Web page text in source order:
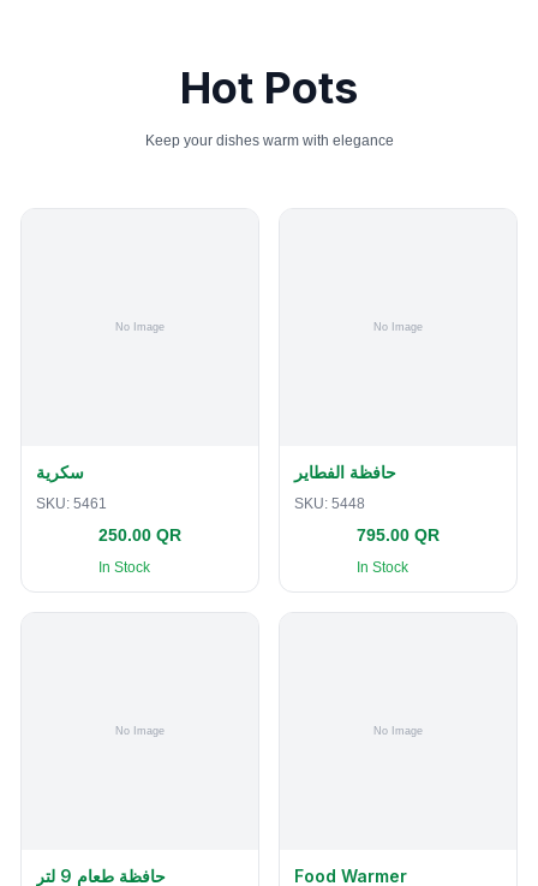
Hot Pots
Keep your dishes warm with elegance
سكرية
SKU: 5461
250.00 QR
In Stock
حافظة الفطاير
SKU: 5448
795.00 QR
In Stock
حافظة طعام 9 لتر Food Warmer